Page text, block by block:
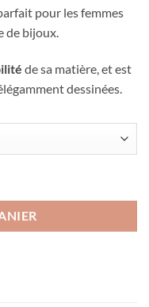
pour les femmes
de bijoux.
de sa matière, et est
dessinées.